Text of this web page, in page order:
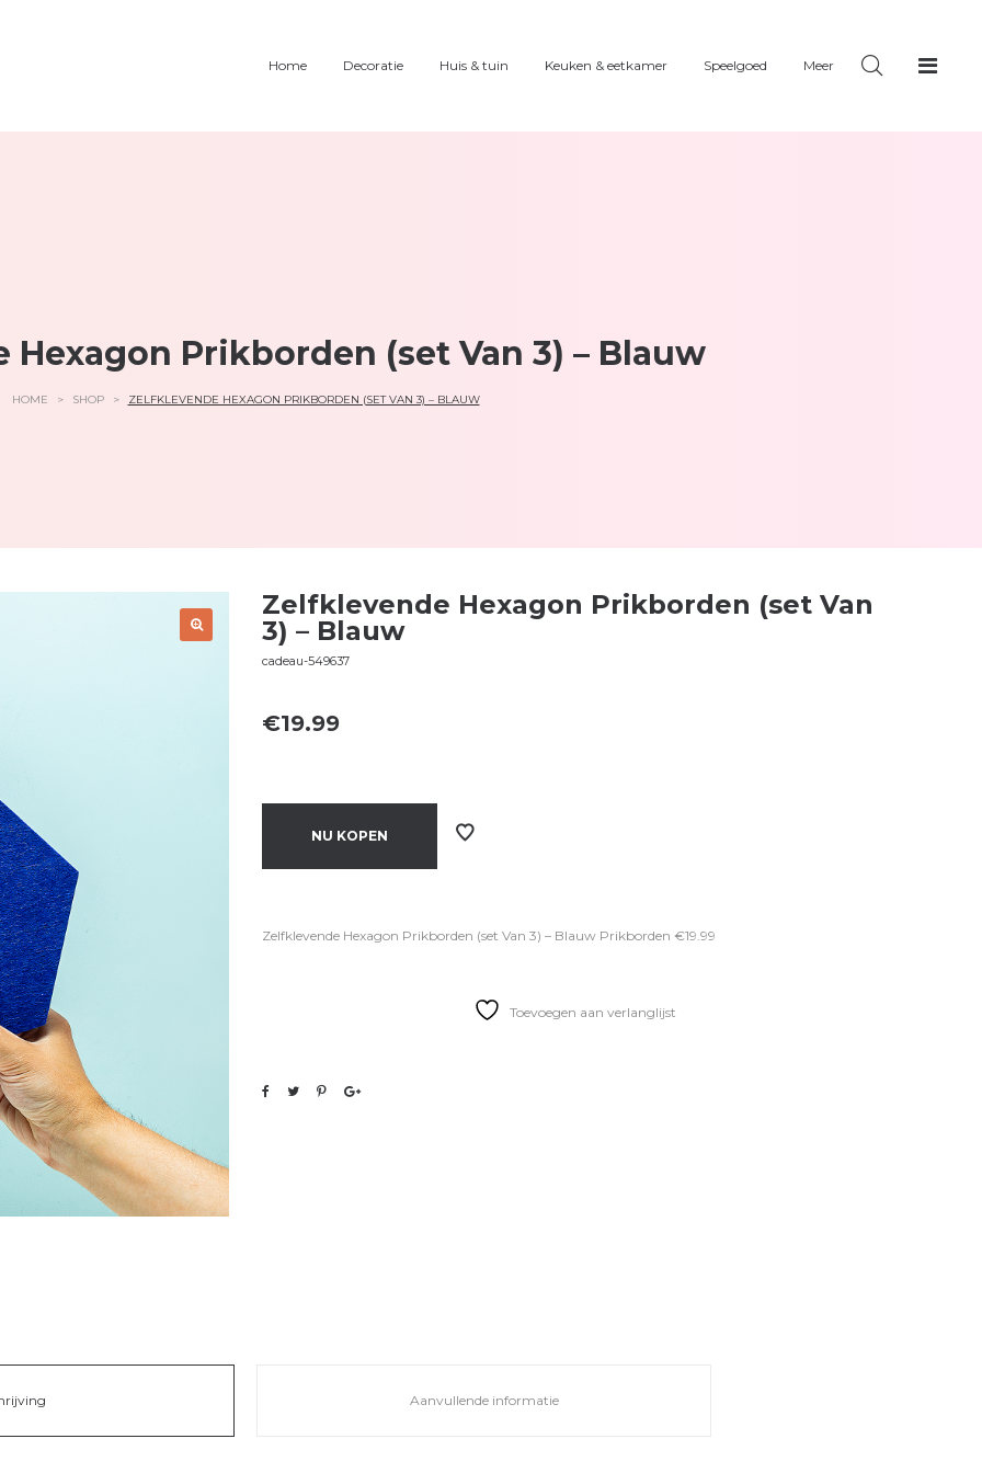
Home Decoratie Huis & tuin Keuken & eetkamer Speelgoed Meer
Prikborden (set Van 3) – Blauw
HOME > SHOP > ZELFKLEVENDE HEXAGON PRIKBORDEN (SET VAN 3) – BLAUW
Zelfklevende Hexagon Prikborden (set Van
3) – Blauw
cadeau-549637
€19.99
NU KOPEN
Zelfklevende Hexagon Prikborden (set Van 3) – Blauw Prikborden €19.99
Toevoegen aan verlanglijst
Aanvullende informatie